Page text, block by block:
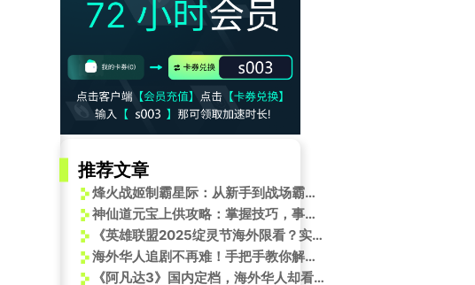
推荐文章
烽火战姬制霸星际：从新手到战场霸主的进阶指南
神仙道元宝上供攻略：掌握技巧，事半功倍
《英雄联盟2025绽灵节海外限看？实测Sixfast一键解锁国服活动》
海外华人追剧不再难！手把手教你解除地区限制，畅享《快乐老友有风季》等国内热播综艺
《阿凡达3》国内定档，海外华人却看不了？别急，这几招帮你搞定！